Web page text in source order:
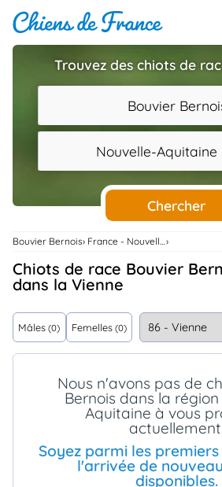
Chiots
Éleveurs
Étalons
Chiens
Services
..
Assurances
Connexion
Trouvez des chiots de
Bouvier
Nouvelle-Aquitaine
Chercher
Bouvier Bernois France - Nouvelle-Aquitaine
Chiots de race Bouvier Bernois à vendre
dans la Vienne
Mâles (0) Femelles (0)
Nous n'avons pas de
Bernois dans la
Aquitaine à vous
Soyez parmi les
l'arrivée de
disponibles.